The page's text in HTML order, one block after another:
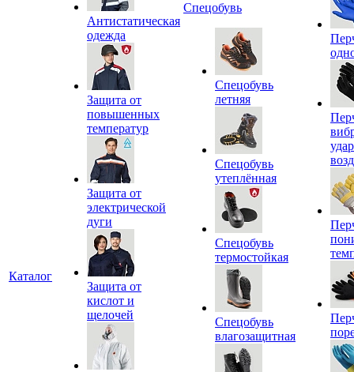
Каталог
Антистатическая
одежда
Защита от
повышенных
температур
Защита от
электрической
дуги
Защита от
кислот и
щелочей
Спецобувь
Спецобувь
летняя
Спецобувь
утеплённая
Спецобувь
термостойкая
Спецобувь
влагозащитная